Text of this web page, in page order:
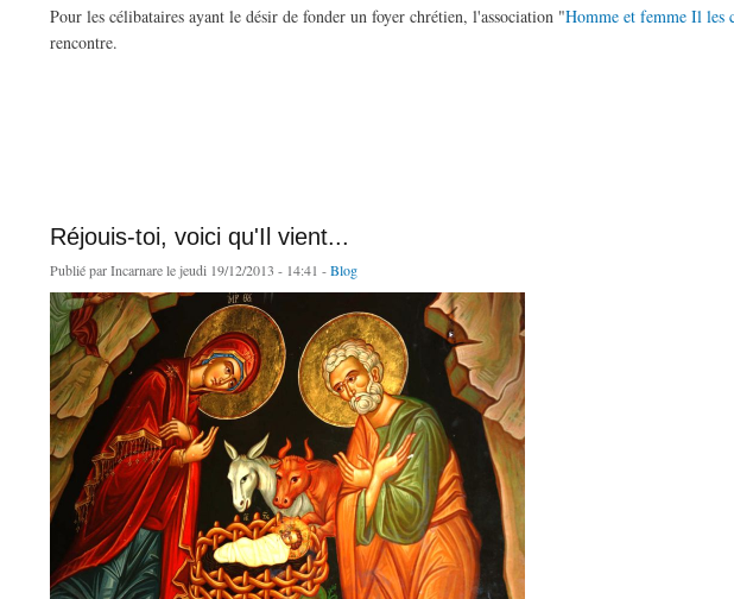
Pour les célibataires ayant le désir de fonder un foyer chrétien, l'association "Homme et femme Il les
rencontre.
Réjouis-toi, voici qu'Il vient...
Publié parIncarnarele jeudi 19/12/2013 - 14:41 -Blog